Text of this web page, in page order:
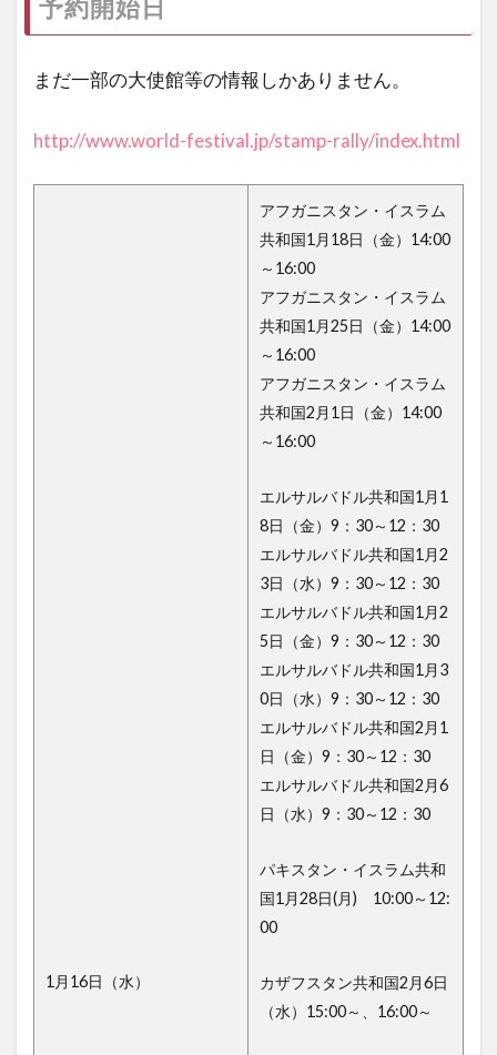
予約開始日
まだ一部の大使館等の情報しかありません。
http://www.world-festival.jp/stamp-rally/index.html
1月16日（水）
アフガニスタン・イスラム
共和国1月18日（金）14:00
～16:00
アフガニスタン・イスラム
共和国1月25日（金）14:00
～16:00
アフガニスタン・イスラム
共和国2月1日（金）14:00
～16:00
エルサルバドル共和国1月1
8日（金）9：30～12：30
エルサルバドル共和国1月2
3日（水）9：30～12：30
エルサルバドル共和国1月2
5日（金）9：30～12：30
エルサルバドル共和国1月3
0日（水）9：30～12：30
エルサルバドル共和国2月1
日（金）9：30～12：30
エルサルバドル共和国2月6
日（水）9：30～12：30
パキスタン・イスラム共和
国1月28日(月) 10:00～12:
00
カザフスタン共和国2月6日
（水）15:00～、16:00～